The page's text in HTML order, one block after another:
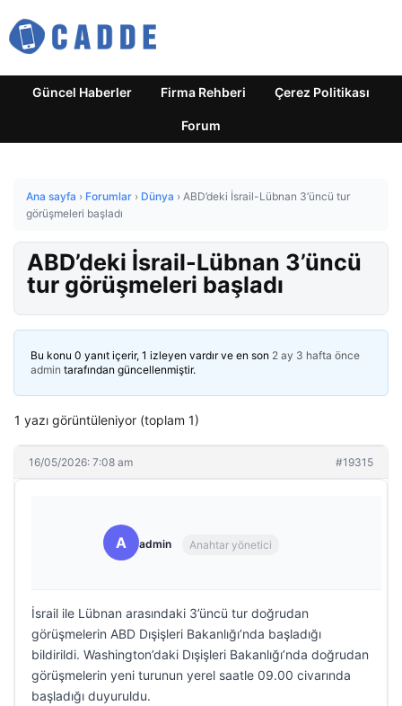
Güncel Haberler Firma Rehberi Çerez Politikası
Forum
Ana sayfa › Forumlar › Dünya › ABD’deki İsrail-Lübnan 3’üncü tur
görüşmeleri başladı
ABD’deki İsrail-Lübnan 3’üncü
tur görüşmeleri başladı
Bu konu 0 yanıt içerir, 1 izleyen vardır ve en son 2 ay 3 hafta önce
admin tarafından güncellenmiştir.
1 yazı görüntüleniyor (toplam 1)
16/05/2026: 7:08 am #19315
A admin Anahtar yönetici
İsrail ile Lübnan arasındaki 3’üncü tur doğrudan
görüşmelerin ABD Dışişleri Bakanlığı’nda başladığı
bildirildi. Washington’daki Dışişleri Bakanlığı’nda doğrudan
görüşmelerin yeni turunun yerel saatle 09.00 civarında
başladığı duyuruldu.